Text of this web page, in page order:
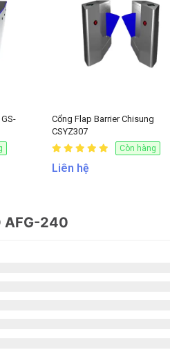
Cổng Flap Barrier Chisung
CSYZ307
Còn hàng
Liên hệ
AFG-240